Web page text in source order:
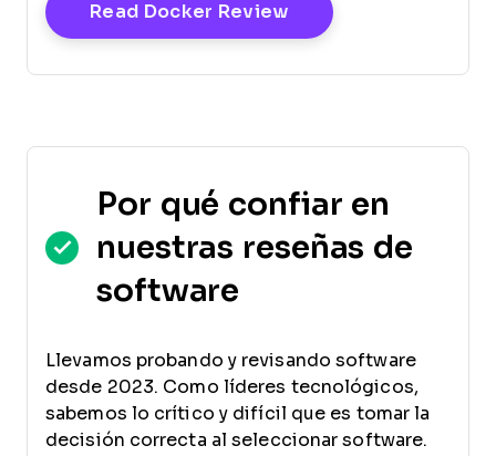
Read Docker ReviewOpens New Window
Por qué confiar en
nuestras reseñas de
software
Llevamos probando y revisando software
desde 2023. Como líderes tecnológicos,
sabemos lo crítico y difícil que es tomar la
decisión correcta al seleccionar software.